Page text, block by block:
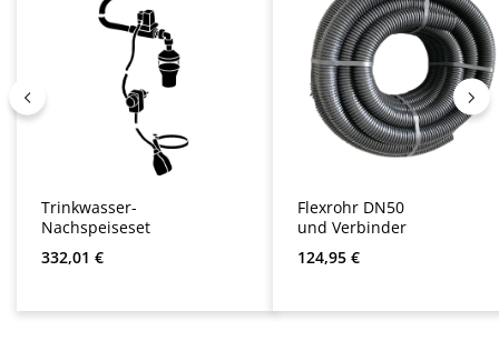
Trinkwasser-
Nachspeiseset
Regulärer Preis:
332,01 €
Flexrohr DN50
und Verbinder
Regulärer Preis:
124,95 €